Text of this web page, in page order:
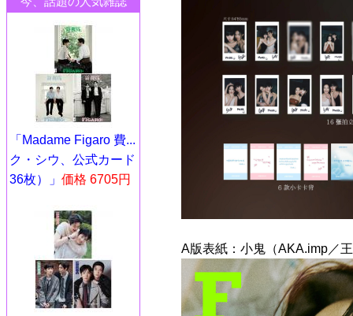
「Madame Figaro 費...
ク・シウ、公式カード
36枚）」 価格 6705円
A版表紙：小鬼（AKA.imp／